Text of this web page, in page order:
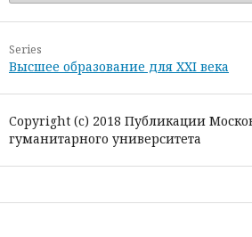
Series
Высшее образование для XXI века
Copyright (c) 2018 Публикации
гуманитарного университета